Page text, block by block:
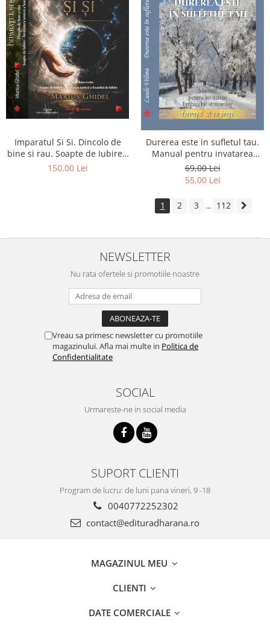
Imparatul Si Si. Dincolo de
bine si rau. Soapte de Iubire -
Invatatura tainica a Soarelui
150,00 Lei
Durerea este in sufletul tau.
Manual pentru invatarea
limbajului stresurilor Seria
Invata sa te Ierti Luule Viilma
69,00 Lei
55,00 Lei
1 2 3 ... 112
NEWSLETTER
Nu rata ofertele si promotiile noastre
Vreau sa primesc newsletter cu promotiile
magazinului. Afla mai multe in Politica de
Confidentialitate
SOCIAL
Urmareste-ne in social media
SUPORT CLIENTI
Program de lucru: de luni pana vineri, 9 -18
0040772252302
contact@edituradharana.ro
MAGAZINUL MEU
CLIENTI
DATE COMERCIALE